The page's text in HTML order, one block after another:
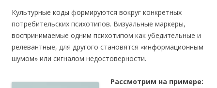
Культурные коды формируются вокруг конкретных
потребительских психотипов. Визуальные маркеры,
воспринимаемые одним психотипом как убедительные и
релевантные, для другого становятся «информационным
шумом» или сигналом недостоверности.
Рассмотрим на примере: